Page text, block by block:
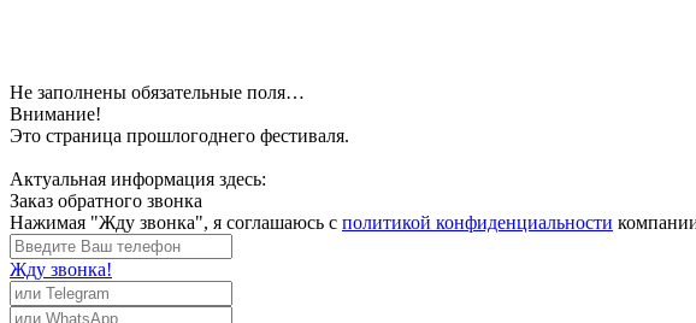
Не заполнены обязательные поля…
Внимание!
Это страница прошлогоднего фестиваля.
Актуальная информация здесь:
Заказ обратного звонка
Нажимая "Жду звонка", я соглашаюсь с политикой конфиденциальности
Жду звонка!